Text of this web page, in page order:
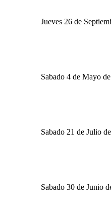
Jueves 26 de
Sabado 4 de Mayo
Sabado 21 de Julio
Sabado 30 de Junio